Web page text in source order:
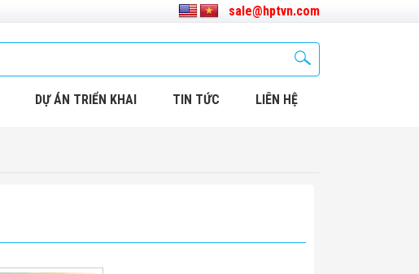
sale@hptvn.com
DỰ ÁN TRIỂN KHAI TIN TỨC LIÊN HỆ